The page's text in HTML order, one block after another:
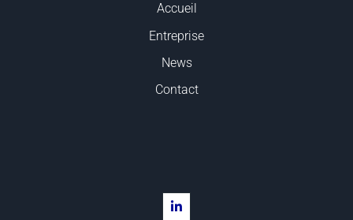
Accueil
Entreprise
News
Contact